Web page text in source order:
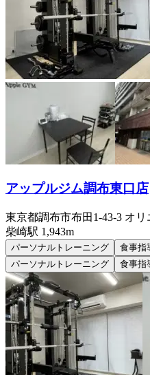
アップルジム調布東口店
東京都調布市布田1-43-3 オ
柴崎駅 1,943m
パーソナルトレーニング
食事指
パーソナルトレーニング
食事指